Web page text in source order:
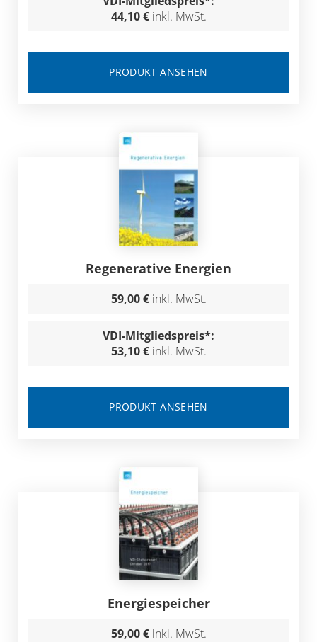
44,10 € inkl. MwSt.
PRODUKT ANSEHEN
Regenerative Energien
59,00 € inkl. MwSt.
VDI-Mitgliedspreis*:
53,10 € inkl. MwSt.
PRODUKT ANSEHEN
Energiespeicher
59,00 € inkl. MwSt.